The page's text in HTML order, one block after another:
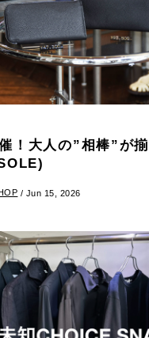
！大人の”相棒”が
/ Jun 15, 2026